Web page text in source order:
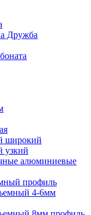
Дружба
широкий
узкий
алюминиевые
профиль
4-6мм